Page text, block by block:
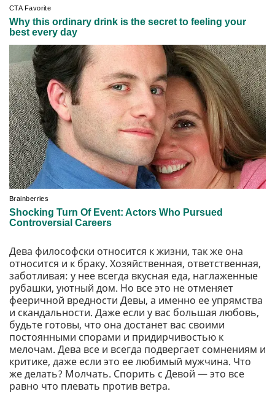
Дева философски относится к жизни, так же она
относится и к браку. Хозяйственная, ответственная,
заботливая: у нее всегда вкусная еда, наглаженные
рубашки, уютный дом. Но все это не отменяет
фееричной вредности Девы, а именно ее упрямства
и скандальности. Даже если у вас большая любовь,
будьте готовы, что она достанет вас своими
постоянными спорами и придирчивостью к
мелочам. Дева все и всегда подвергает сомнениям и
критике, даже если это ее любимый мужчина. Что
же делать? Молчать. Спорить с Девой — это все
равно что плевать против ветра.